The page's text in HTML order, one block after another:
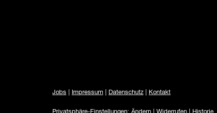
Jobs Impressum Datenschutz Kontakt